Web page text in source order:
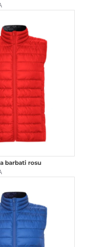
rosu
104,75 lei
barbati rosu